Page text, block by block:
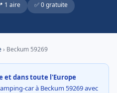
1 aire ✅ 0 gratuite
› Beckum 59269
et dans toute l'Europe
car à Beckum 59269 avec